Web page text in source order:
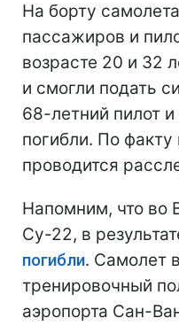
На борту
пассажиров и
возрасте 20 и 32
и смогли подать
68-летний пилот
погибли. По факту
проводится
Напомним, что во
Су-22, в
погибли. Самолет
тренировочный
аэропорта Сан-